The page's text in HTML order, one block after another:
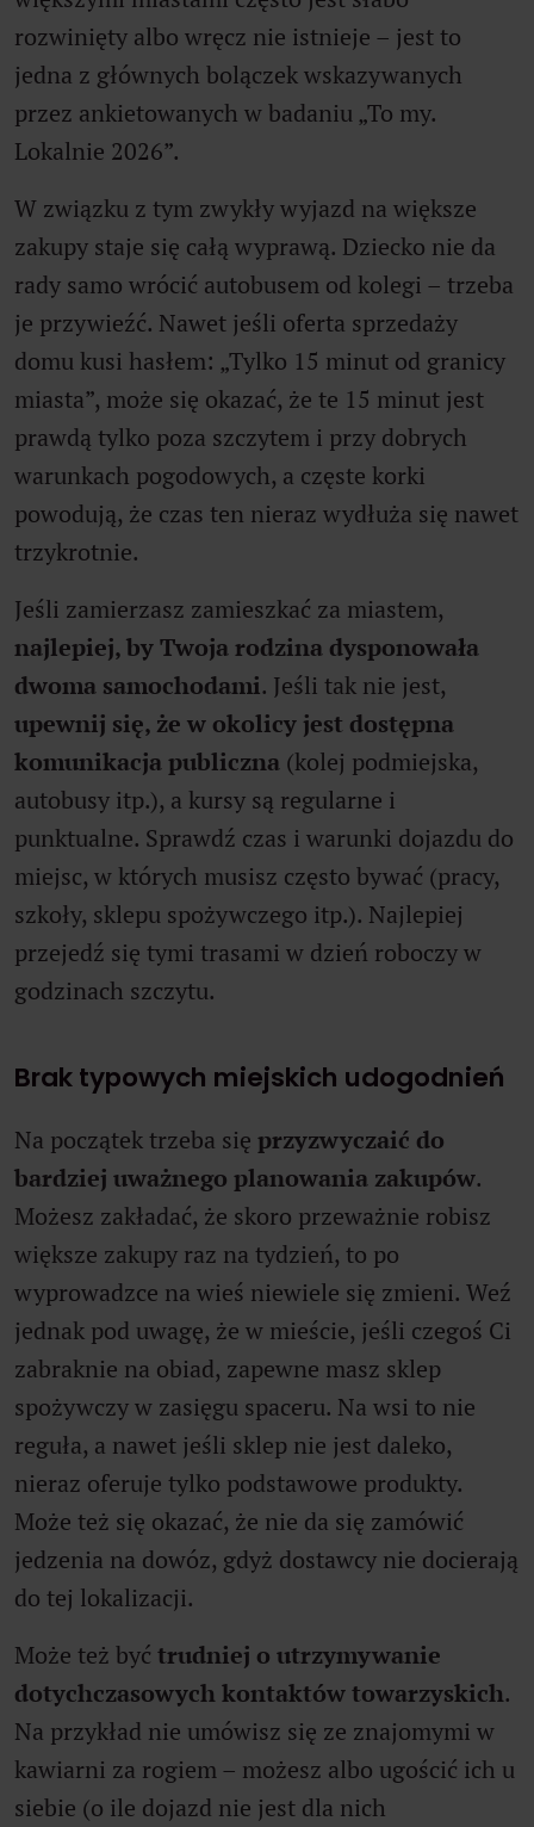
rozwinięty albo wręcz nie istnieje – jest to
jedna z głównych bolączek wskazywanych
przez ankietowanych w badaniu „To my.
Lokalnie 2026”.
W związku z tym zwykły wyjazd na większe
zakupy staje się całą wyprawą. Dziecko nie da
rady samo wrócić autobusem od kolegi – trzeba
je przywieźć. Nawet jeśli oferta sprzedaży
domu kusi hasłem: „Tylko 15 minut od granicy
miasta”, może się okazać, że te 15 minut jest
prawdą tylko poza szczytem i przy dobrych
warunkach pogodowych, a częste korki
powodują, że czas ten nieraz wydłuża się nawet
trzykrotnie.
Jeśli zamierzasz zamieszkać za miastem,
najlepiej, by Twoja rodzina dysponowała
dwoma samochodami. Jeśli tak nie jest,
upewnij się, że w okolicy jest dostępna
komunikacja publiczna (kolej podmiejska,
autobusy itp.), a kursy są regularne i
punktualne. Sprawdź czas i warunki dojazdu do
miejsc, w których musisz często bywać (pracy,
szkoły, sklepu spożywczego itp.). Najlepiej
przejedź się tymi trasami w dzień roboczy w
godzinach szczytu.
Brak typowych miejskich udogodnień
Na początek trzeba się przyzwyczaić do
bardziej uważnego planowania zakupów.
Możesz zakładać, że skoro przeważnie robisz
większe zakupy raz na tydzień, to po
wyprowadzce na wieś niewiele się zmieni. Weź
jednak pod uwagę, że w mieście, jeśli czegoś Ci
zabraknie na obiad, zapewne masz sklep
spożywczy w zasięgu spaceru. Na wsi to nie
reguła, a nawet jeśli sklep nie jest daleko,
nieraz oferuje tylko podstawowe produkty.
Może też się okazać, że nie da się zamówić
jedzenia na dowóz, gdyż dostawcy nie docierają
do tej lokalizacji.
Może też być trudniej o utrzymywanie
dotychczasowych kontaktów towarzyskich.
Na przykład nie umówisz się ze znajomymi w
kawiarni za rogiem – możesz albo ugościć ich u
siebie (o ile dojazd nie jest dla nich